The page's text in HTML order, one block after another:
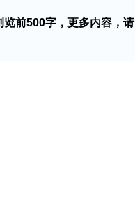
前500字，更多内容，请